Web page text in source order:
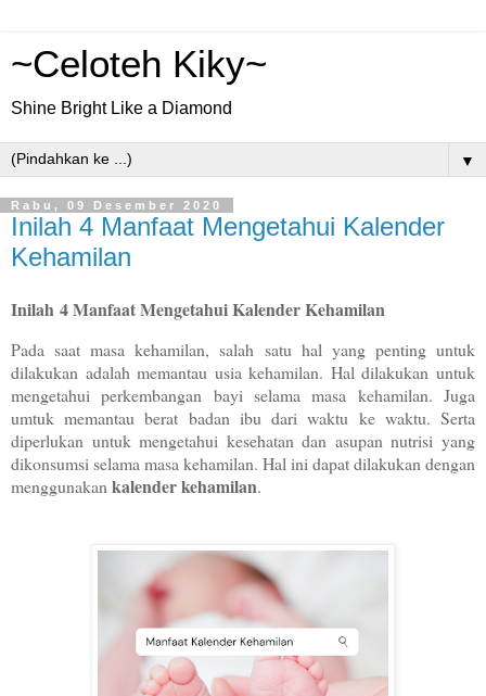
~Celoteh Kiky~
Shine Bright Like a Diamond
▼
Rabu, 09 Desember 2020
Inilah 4 Manfaat Mengetahui Kalender
Kehamilan
Inilah 4 Manfaat Mengetahui Kalender Kehamilan
Pada saat masa kehamilan, salah satu hal yang penting untuk
dilakukan adalah memantau usia kehamilan. Hal dilakukan untuk
mengetahui perkembangan bayi selama masa kehamilan. Juga
umtuk memantau berat badan ibu dari waktu ke waktu. Serta
diperlukan untuk mengetahui kesehatan dan asupan nutrisi yang
dikonsumsi selama masa kehamilan. Hal ini dapat dilakukan dengan
menggunakan kalender kehamilan.